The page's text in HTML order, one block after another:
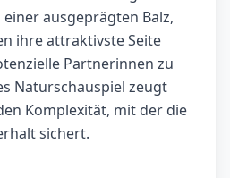
ausgeprägten Balz,
ihre attraktivste Seite
Partnerinnen zu
Naturschauspiel zeugt
Komplexität, mit der die
sichert.